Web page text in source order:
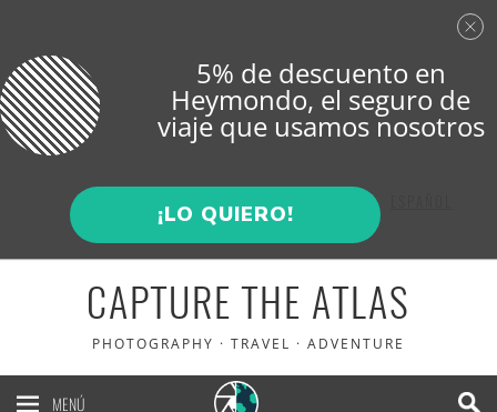
CAPTURE THE ATLAS
PHOTOGRAPHY · TRAVEL · ADVENTURE
MENÚ
5% de descuento en
Heymondo, el seguro de
viaje que usamos nosotros
¡LO QUIERO!